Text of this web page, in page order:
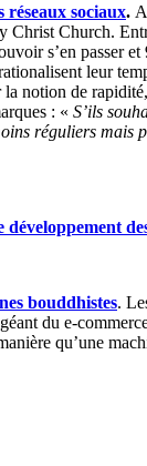
sociaux.
Christ Church.
s’en passer
leur
notion de
: « S’ils
réguliers mais
bouddhistes.
du e-
qu’une